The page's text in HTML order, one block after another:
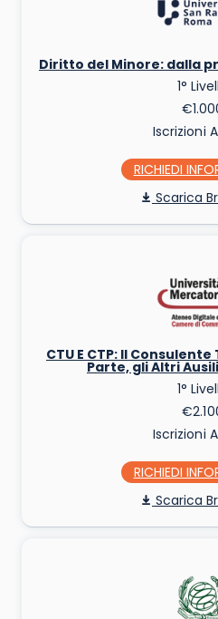
Diritto del Minore: dalla
1°
Iscrizioni
RICHIEDI INFO
Scarica
CTU E CTP: Il
Parte, gli Altri
1°
Iscrizioni
RICHIEDI INFO
Scarica